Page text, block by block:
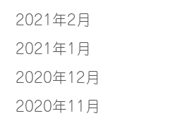
2021年2月
2021年1月
2020年12月
2020年11月